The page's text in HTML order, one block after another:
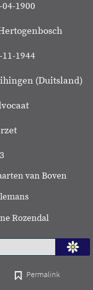
04-1900
11-1944
(Duitsland)
van Boven
Rozendal
Permalink